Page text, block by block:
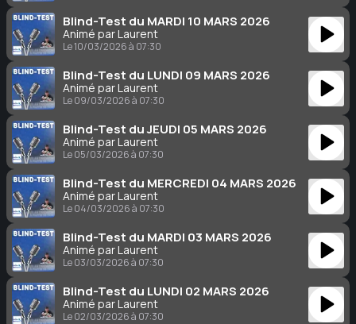
Blind-Test du MARDI 10 MARS 2026
Animé par Laurent
Le 10/03/2026 à 07:30
Blind-Test du LUNDI 09 MARS 2026
Animé par Laurent
Le 09/03/2026 à 07:30
Blind-Test du JEUDI 05 MARS 2026
Animé par Laurent
Le 05/03/2026 à 07:30
Blind-Test du MERCREDI 04 MARS 2026
Animé par Laurent
Le 04/03/2026 à 07:30
Blind-Test du MARDI 03 MARS 2026
Animé par Laurent
Le 03/03/2026 à 07:30
Blind-Test du LUNDI 02 MARS 2026
Animé par Laurent
Le 02/03/2026 à 07:30